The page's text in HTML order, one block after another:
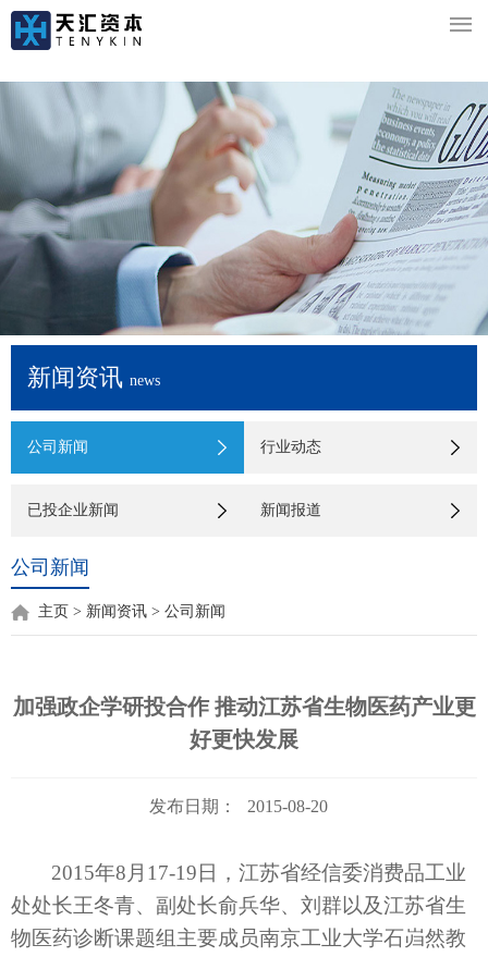

新闻资讯 news
公司新闻 行业动态
已投企业新闻 新闻报道
公司新闻
主页 > 新闻资讯 > 公司新闻
加强政企学研投合作 推动江苏省生物医药产业更
好更快发展
发布日期： 2015-08-20
2015年8 月 17-19 日，江苏省经信委消费品工业
处处长王冬青、副处长俞兵华、刘群以及江苏省生
物医药诊断课题组主要成员南京工业大学石岿然教